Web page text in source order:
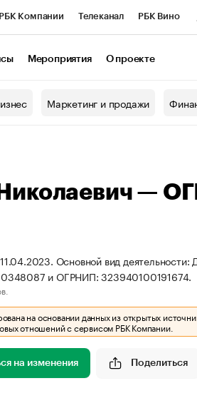
РБК Компании Телеканал РБК Вино
Мероприятия О проекте
Маркетинг и продажи
—
Основной вид деятельности:
и ОГРНИП: 323940100191674.
на основании данных из открытых
отношений с сервисом РБК Компании.
на изменения Поделиться